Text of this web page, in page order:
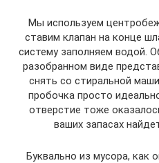
Мы используем
ставим клапан на конце
систему заполняем водой.
разобранном виде
снять со стиральной
пробочка просто
отверстие тоже
ваших запасах
Буквально из мусора, как